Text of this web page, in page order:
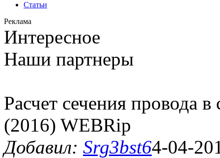
Статьи
Реклама
Интересное
Наши партнеры
Расчет сечения провода
(2016) WEBRip
Добавил: Srg3bst64-04-